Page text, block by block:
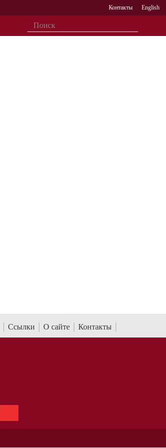
Контакты English
Ссылки О сайте Контакты